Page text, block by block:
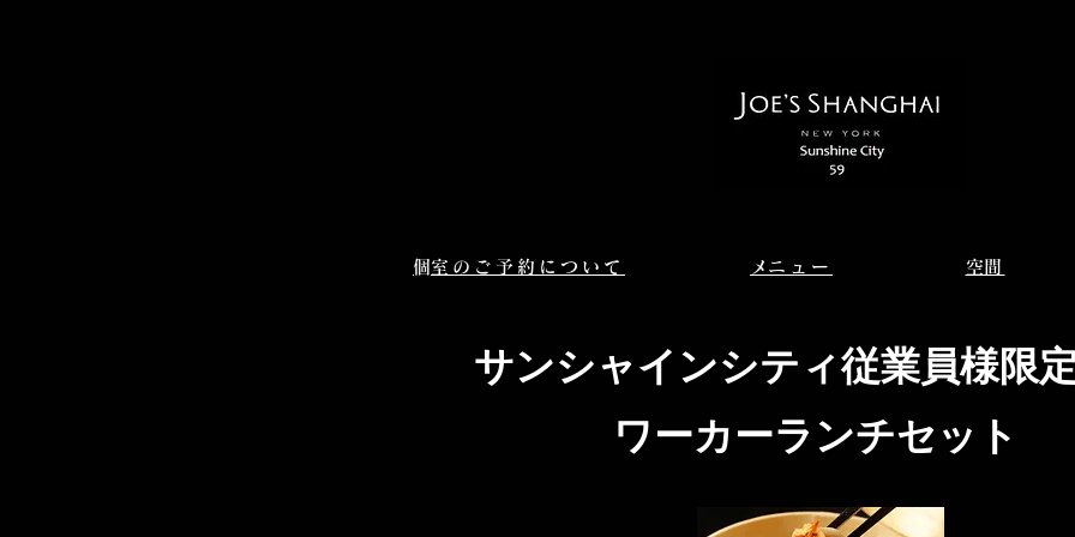
​個室のご予約について ​メニュー ​空間
サンシャインシティ従業員様限
​ワーカーランチセット